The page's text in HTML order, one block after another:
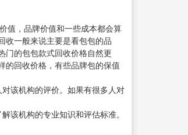
值，品牌价值和一些成本都会算
收一般来说主要是看包包的品
门的包包款式回收价格自然更
的回收价格，有些品牌包的保值
该机构的评价。如果有很多人对
该机构的专业知识和评估标准。